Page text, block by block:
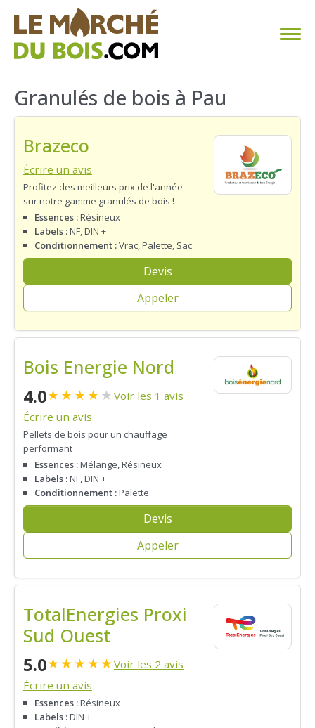
CHAUFFAGE AU BOIS
TROUVER SON FOURNISSEUR
BLOG
ESPACE PRO
Granulés de bois à Pau
Brazeco
Écrire un avis
Profitez des meilleurs prix de l'année
sur notre gamme granulés de bois !
Essences :Résineux
Labels :NF, DIN +
Conditionnement :Vrac, Palette, Sac
Devis
Appeler
Bois Energie Nord
4.0★★★★★ Voir les 1 avis
Écrire un avis
Pellets de bois pour un chauffage
performant
Essences :Mélange, Résineux
Labels :NF, DIN +
Conditionnement :Palette
Devis
Appeler
TotalEnergies Proxi
Sud Ouest
5.0★★★★★Voir les 2 avis
Écrire un avis
Essences :Résineux
Labels :DIN +